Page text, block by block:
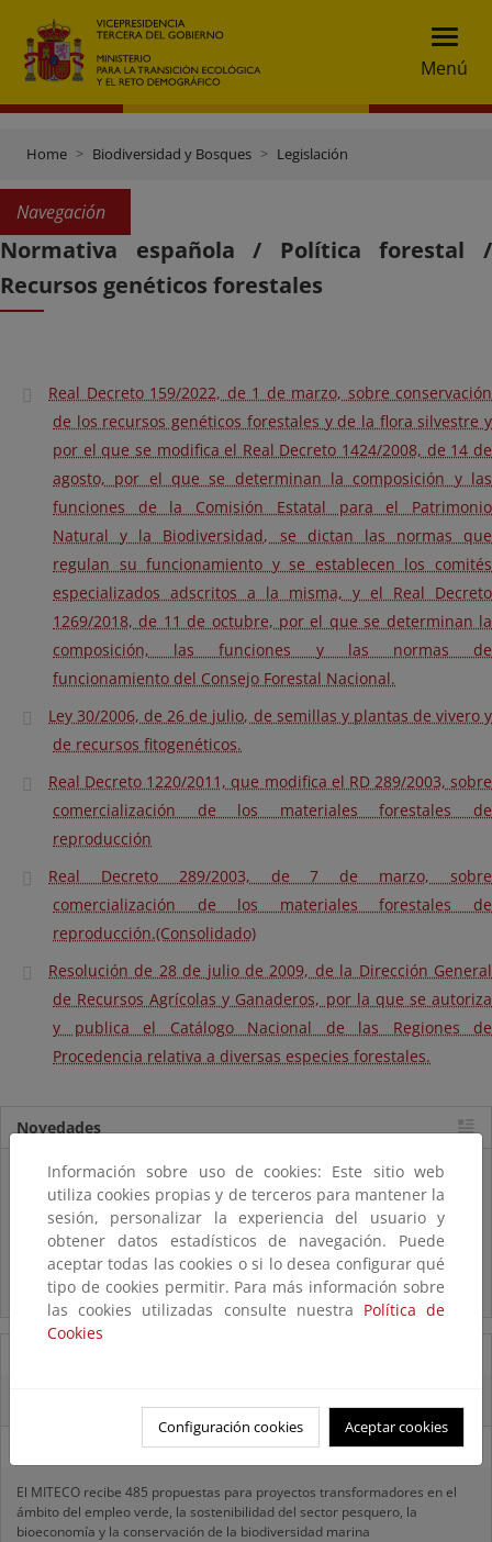
Menú
Home Biodiversidad y Bosques Legislación
Navegación
Normativa española / Política forestal /
Recursos genéticos forestales
Real Decreto 159/2022, de 1 de marzo, sobre conservación
de los recursos genéticos forestales y de la flora silvestre y
por el que se modifica el Real Decreto 1424/2008, de 14 de
agosto, por el que se determinan la composición y las
funciones de la Comisión Estatal para el Patrimonio
Natural y la Biodiversidad, se dictan las normas que
regulan su funcionamiento y se establecen los comités
especializados adscritos a la misma, y el Real Decreto
1269/2018, de 11 de octubre, por el que se determinan la
composición, las funciones y las normas de
funcionamiento del Consejo Forestal Nacional.
Ley 30/2006, de 26 de julio, de semillas y plantas de vivero y
de recursos fitogenéticos.
Real Decreto 1220/2011, que modifica el RD 289/2003, sobre
comercialización de los materiales forestales de
reproducción
Real Decreto 289/2003, de 7 de marzo, sobre
comercialización de los materiales forestales de
reproducción.(Consolidado)
Resolución de 28 de julio de 2009, de la Dirección General
de Recursos Agrícolas y Ganaderos, por la que se autoriza
y publica el Catálogo Nacional de las Regiones de
Procedencia relativa a diversas especies forestales.
Novedades
Listas patrón
El MITECO revisa y actualiza la Lista Patrón de las especies
silvestres presentes en España
Preguntas frecuentes...
Acceso a los recursos genéticos y reparto de beneficios
El MITECO recibe 485 propuestas para proyectos transformadores en el
ámbito del empleo verde, la sostenibilidad del sector pesquero, la
bioeconomía y la conservación de la biodiversidad marina
Información sobre uso de cookies: Este sitio web
utiliza cookies propias y de terceros para mantener la
sesión, personalizar la experiencia del usuario y
obtener datos estadísticos de navegación. Puede
aceptar todas las cookies o si lo desea configurar qué
tipo de cookies permitir. Para más información sobre
las cookies utilizadas consulte nuestra Política de
Cookies
Configuración cookies Aceptar cookies